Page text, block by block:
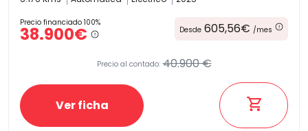
Precio financiado 100%
38.900€ Desde 605,56€ /mes
Precio al contado: 40.900 €
Ver ficha